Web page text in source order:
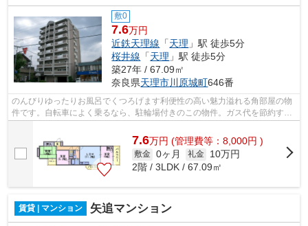
敷0
7.6万円
近鉄天理線 「天理 」駅 徒歩5分
桜井線 「天理 」駅 徒歩5分
築27年 / 67.09㎡
奈良県天理市川原城町646番
のんびりゆったりお風呂でくつろげます利便性の高い魅力溢れる角部屋の物
件です。自転車によく乗るなら、駐輪場付きのこの物件。ガス代を節約する
なら都市ガス物件がお勧めです。日中...
7.6万円 (管理費等：8,000円 )
敷金 0ヶ月 礼金
10万円
2階 / 3LDK / 67.09㎡
賃貸 | マンション 矢追マンション